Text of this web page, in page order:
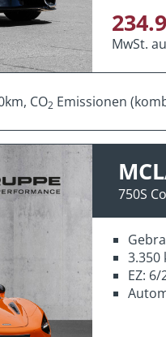
MwSt.
CO2 Emissionen
750S
3.350
EZ: 6/